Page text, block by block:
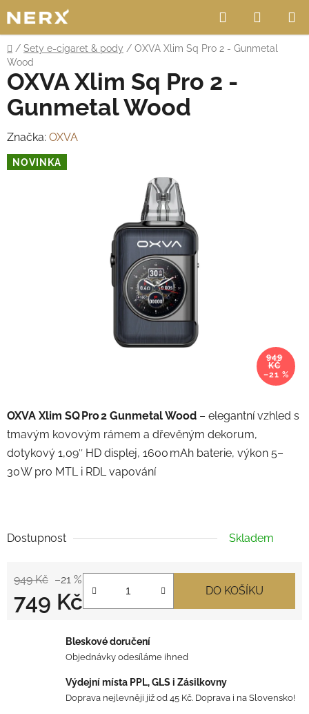
na
obsah
Hledat
KOŠÍK
Domů
/ Sety e-cigaret & pody / OXVA Xlim Sq Pro 2 - Gunmetal
Wood
OXVA Xlim SQ Pro 2 Gunmetal Wood – elegantní vzhled s
tmavým kovovým rámem a dřevěným dekorum,
dotykový 1,09″ HD displej, 1600 mAh baterie, výkon 5–
30 W pro MTL i RDL vapování
Dostupnost Skladem
949 Kč –21 %
749 Kč DO KOŠÍKU
OXVA Xlim Sq Pro 2 -
Gunmetal Wood
Značka: OXVA
NOVINKA
949
KČ
–21 %
Bleskové doručení
Objednávky odesíláme ihned
Výdejní místa PPL, GLS i Zásilkovny
Doprava nejlevněji již od 45 Kč. Doprava i na Slovensko!